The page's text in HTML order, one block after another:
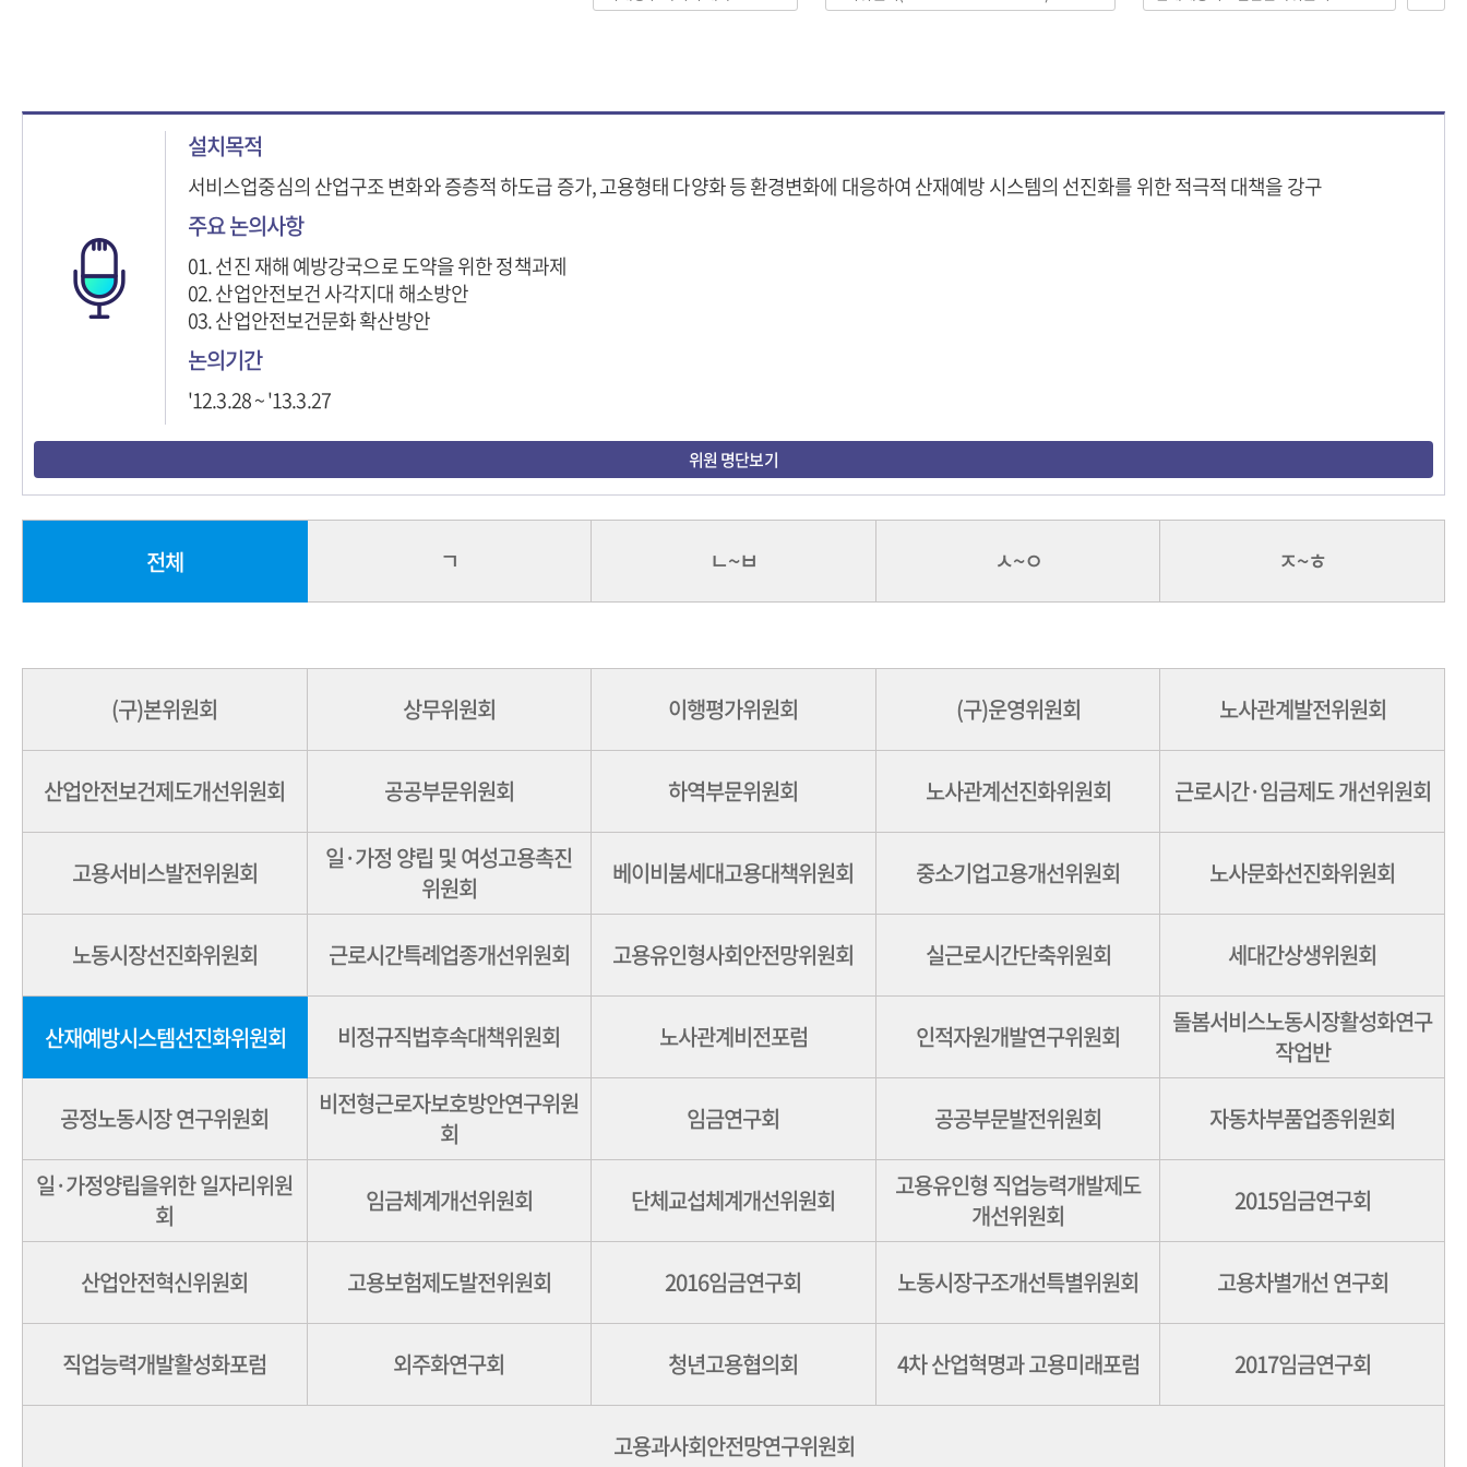
설치목적
서비스업중심의 산업구조 변화와 증층적 하도급 증가, 고용형태 다양화 등 환경변화에 대응하여 산재예방 시스템의 선진화를 위한 적극적 대책을 강구
주요 논의사항
01. 선진 재해 예방강국으로 도약을 위한 정책과제
02. 산업안전보건 사각지대 해소방안
03. 산업안전보건문화 확산방안
논의기간
'12.3.28 ~ '13.3.27
위원 명단보기
전체 ㄱ ㄴ~ㅂ ㅅ~ㅇ ㅈ~ㅎ
(구)본위원회 상무위원회 이행평가위원회 (구)운영위원회 노사관계발전위원회
산업안전보건제도개선위원회 공공부문위원회 하역부문위원회 노사관계선진화위원회 근로시간·임금제도 개선위원회
고용서비스발전위원회
일·가정 양립 및 여성고용촉진
위원회
베이비붐세대고용대책위원회 중소기업고용개선위원회 노사문화선진화위원회
노동시장선진화위원회 근로시간특례업종개선위원회 고용유인형사회안전망위원회 실근로시간단축위원회 세대간상생위원회
산재예방시스템선진화위원회 비정규직법후속대책위원회 노사관계비전포럼 인적자원개발연구위원회
돌봄서비스노동시장활성화연구
작업반
공정노동시장 연구위원회
비전형근로자보호방안연구위원
회
임금연구회 공공부문발전위원회 자동차부품업종위원회
일·가정양립을위한 일자리위원
회
임금체계개선위원회 단체교섭체계개선위원회
고용유인형 직업능력개발제도
개선위원회
2015임금연구회
산업안전혁신위원회 고용보험제도발전위원회 2016임금연구회 노동시장구조개선특별위원회 고용차별개선 연구회
직업능력개발활성화포럼 외주화연구회 청년고용협의회 4차 산업혁명과 고용미래포럼 2017임금연구회
고용과사회안전망연구위원회